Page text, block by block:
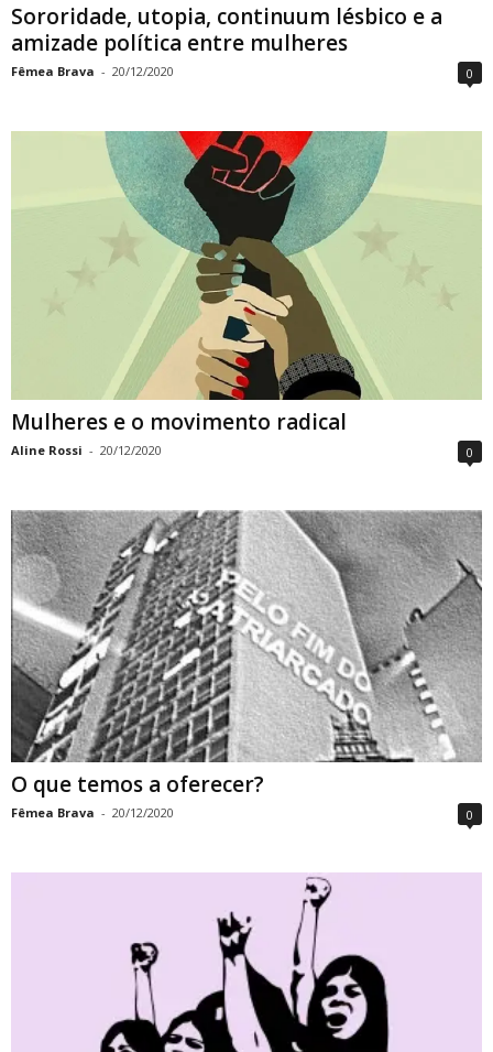
Sororidade, utopia, continuum lésbico e a
amizade política entre mulheres
Fêmea Brava - 20/12/2020 0
Mulheres e o movimento radical
Aline Rossi - 20/12/2020 0
O que temos a oferecer?
Fêmea Brava - 20/12/2020 0